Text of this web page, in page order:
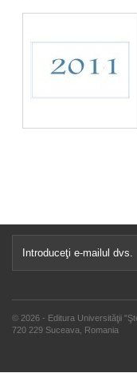
© 2026 - Editura Universităţii
720 229 Suceava, Romania